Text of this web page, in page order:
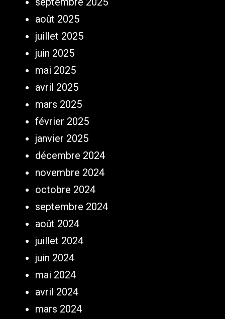
août 2025
juillet 2025
juin 2025
mai 2025
avril 2025
mars 2025
février 2025
janvier 2025
décembre 2024
novembre 2024
octobre 2024
septembre 2024
août 2024
juillet 2024
juin 2024
mai 2024
avril 2024
mars 2024